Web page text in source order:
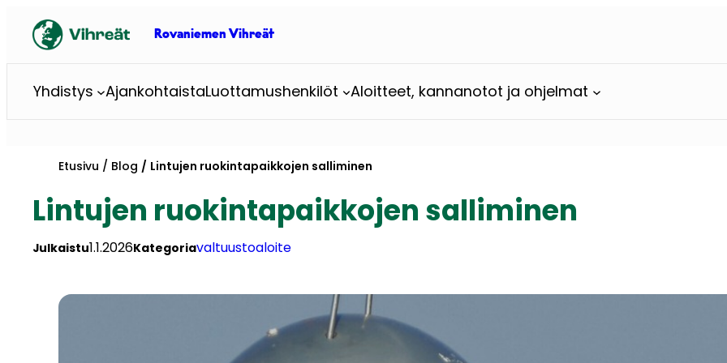
sisältöön
Rovaniemen Vihreät
Yhdistys AjankohtaistaLuottamushenkilöt Aloitteet, kannanotot ja ohjelmat
Etusivu Blog Lintujen ruokintapaikkojen salliminen
Lintujen ruokintapaikkojen salliminen
Julkaistu1.1.2026Kategoriavaltuustoaloite